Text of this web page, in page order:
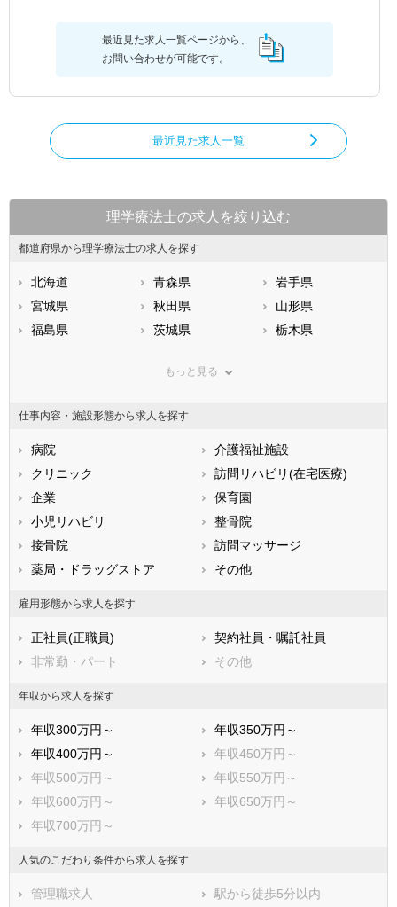
最近見た求人一覧ページから、
お問い合わせが可能です。
最近見た求人一覧
理学療法士の求人を絞り込む
都道府県から理学療法士の求人を探す
北海道 青森県
岩手県
宮城県
秋田県
山形県
福島県
茨城県
栃木県
神奈川県
石川県
福井県
静岡県
三重県
滋賀県
大阪府
兵庫県
鳥取県
広島県
徳島県
香川県
愛媛県
鹿児島県
もっと見る
仕事内容・施設形態から求人を探す
病院
介護福祉施設
クリニック
訪問リハビリ(在宅医療)
企業
保育園
小児リハビリ
整骨院
接骨院
訪問マッサージ
薬局・ドラッグストア
その他
雇用形態から求人を探す
正社員(正職員)
契約社員・嘱託社員
非常勤・パート
その他
年収から求人を探す
年収300万円～
年収350万円～
年収400万円～
年収450万円～
年収500万円～
年収550万円～
年収600万円～
年収650万円～
年収700万円～
人気のこだわり条件から求人を探す
管理職求人
駅から徒歩5分以内